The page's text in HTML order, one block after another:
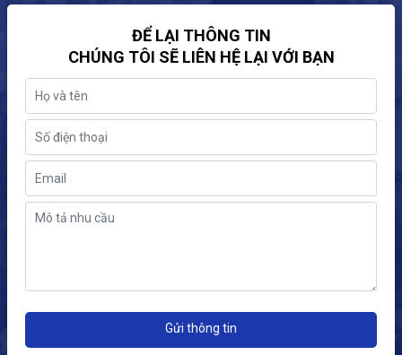
ĐỂ LẠI THÔNG TIN
CHÚNG TÔI SẼ LIÊN HỆ LẠI VỚI BẠN
Gửi thông tin